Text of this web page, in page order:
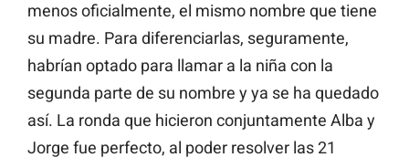
menos oficialmente, el mismo nombre que tiene
su madre. Para diferenciarlas, seguramente,
habrían optado para llamar a la niña con la
segunda parte de su nombre y ya se ha quedado
así. La ronda que hicieron conjuntamente Alba y
Jorge fue perfecto, al poder resolver las 21